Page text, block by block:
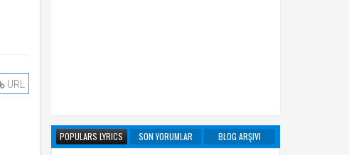
URL
POPULARS LYRICS SON YORUMLAR BLOG ARŞIVI